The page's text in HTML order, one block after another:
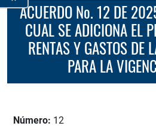
ACUERDO No. 12 DE 2025 POR MEDIO DEL
CUAL SE ADICIONA EL
RENTAS Y GASTOS DE
PARA LA
Número: 12